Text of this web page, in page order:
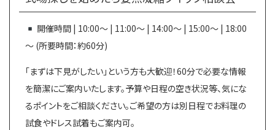
開催時間 | 10:00～ | 11:00～ | 14:00～ | 15:00～ | 18:00
～ (所要時間：約60分)
「まずは下見がしたい」という方も大歓迎！60分で必要な情報
を簡潔にご案内いたします。予算や日程の空き状況等、気にな
るポイントをご相談ください。ご希望の方は別日程でお料理の
試食やドレス試着もご案内可。